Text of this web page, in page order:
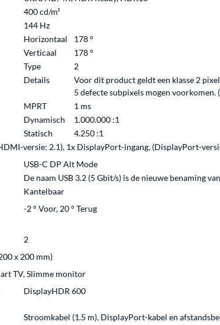
400 cd/m²
144 Hz
Horizontaal
178 °
Verticaal
178 °
Type
2
Details
Voor dit product geldt een klasse 2
5 defecte subpixels mogen
MPRT
1 ms
Dynamisch
1.000.000 :1
Statisch
4.250 :1
versie: 2.1), 1x DisplayPort-ingang, (DisplayPort-
USB-C DP Alt Mode
De naam USB 3.2 (5 Gbit/s) is de nieuwe benaming
Kantelbaar
-2 ° Voor, 20 ° Terug
2
x 200 mm)
TV, Slimme monitor
DisplayHDR 600
Stroomkabel (1.5 m), DisplayPort-kabel en